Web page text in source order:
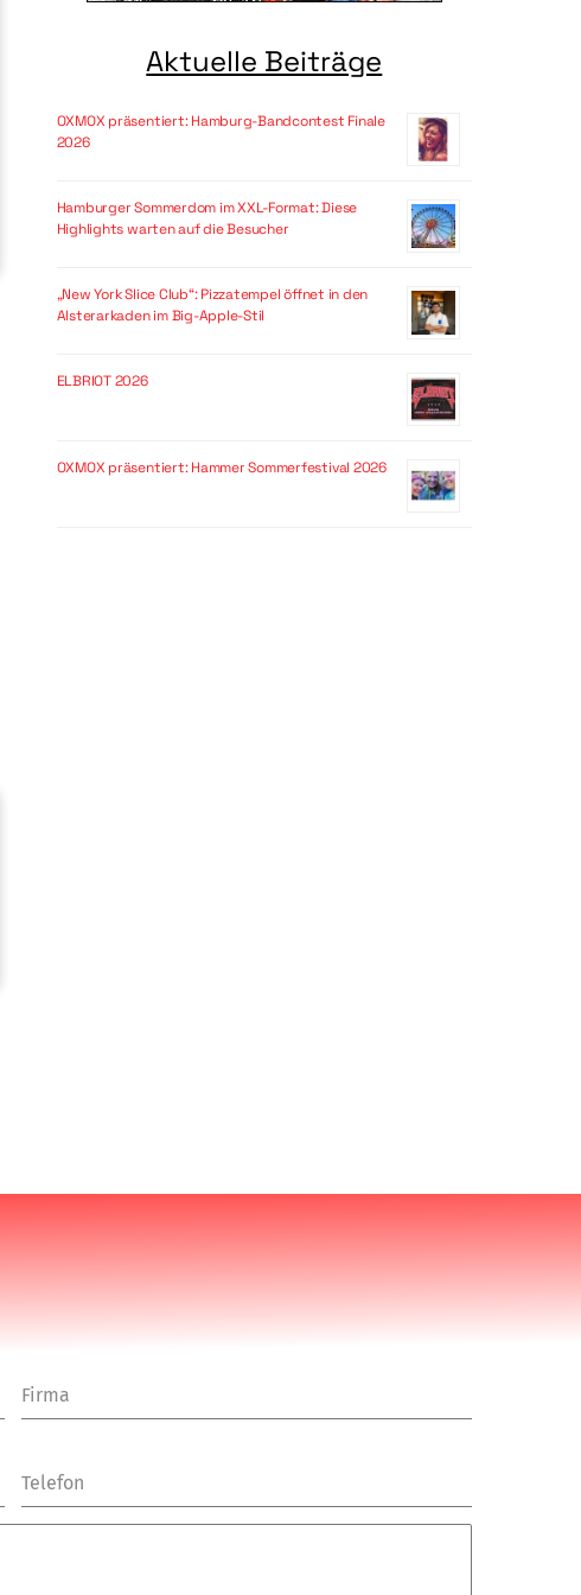
Aktuelle Beiträge
OXMOX präsentiert: Hamburg-Bandcontest Finale
2026
Hamburger Sommerdom im XXL-Format: Diese
Highlights warten auf die Besucher
„New York Slice Club“: Pizzatempel öffnet in den
Alsterarkaden im Big-Apple-Stil
ELBRIOT 2026
OXMOX präsentiert: Hammer Sommerfestival 2026
Firma
Telefon